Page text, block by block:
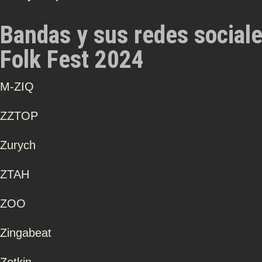
Bandas y sus redes
Folk Fest 2024
Μ-ZIQ
ZZTOP
Zurych
ZTAH
ZOO
Zingabeat